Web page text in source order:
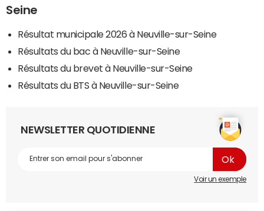
Seine
Résultat municipale 2026 à Neuville-sur-Seine
Résultats du bac à Neuville-sur-Seine
Résultats du brevet à Neuville-sur-Seine
Résultats du BTS à Neuville-sur-Seine
NEWSLETTER QUOTIDIENNE
Voir un exemple